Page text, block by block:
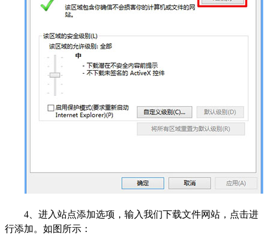
4、进入站点添加选项，输入我们下载文件网站，点击进
行添加。如图所示：